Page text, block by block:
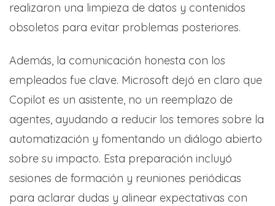
realizaron una limpieza de datos y contenidos
obsoletos para evitar problemas posteriores.
Además, la comunicación honesta con los
empleados fue clave. Microsoft dejó en claro que
Copilot es un asistente, no un reemplazo de
agentes, ayudando a reducir los temores sobre la
automatización y fomentando un diálogo abierto
sobre su impacto. Esta preparación incluyó
sesiones de formación y reuniones periódicas
para aclarar dudas y alinear expectativas con